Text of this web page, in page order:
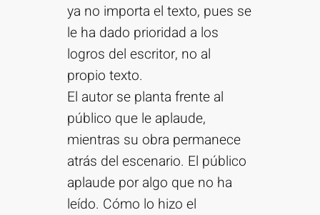
ya no importa el texto, pues se
le ha dado prioridad a los
logros del escritor, no al
propio texto.
El autor se planta frente al
público que le aplaude,
mientras su obra permanece
atrás del escenario. El público
aplaude por algo que no ha
leído. Cómo lo hizo el